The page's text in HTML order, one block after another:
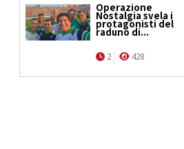
Operazione
Nostalgia svela i
protagonisti del
raduno di...
2 428